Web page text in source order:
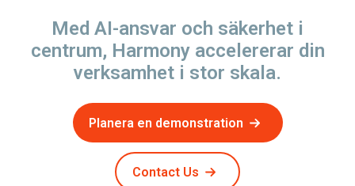
Med AI-ansvar och säkerhet i
centrum, Harmony accelererar din
verksamhet i stor skala.
Planera en demonstration
Contact Us